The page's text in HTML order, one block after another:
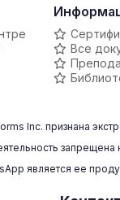
Все
Inc. признана
запрещена
является ее